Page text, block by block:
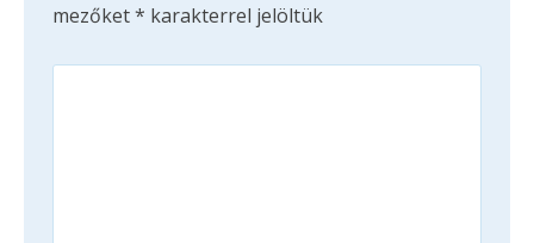
mezőket* karakterrel jelöltük